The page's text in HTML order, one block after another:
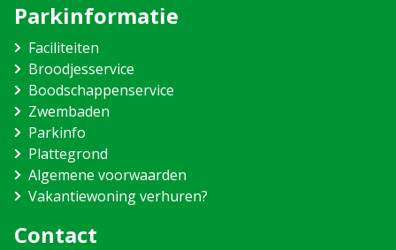
Parkinformatie
Faciliteiten
Broodjesservice
Boodschappenservice
Zwembaden
Parkinfo
Plattegrond
Algemene voorwaarden
Vakantiewoning verhuren?
Contact